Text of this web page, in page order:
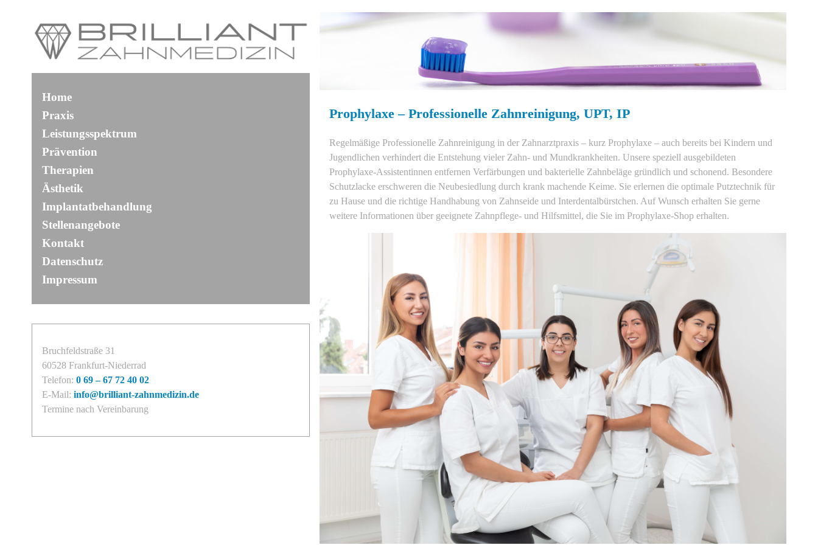
Home
Praxis
Leistungsspektrum
Prävention
Therapien
Ästhetik
Implantatbehandlung
Stellenangebote
Kontakt
Datenschutz
Impressum
Bruchfeldstraße 31
60528 Frankfurt-Niederrad
Telefon: 0 69 – 67 72 40 02
E-Mail: info@brilliant-zahnmedizin.de
Termine nach Vereinbarung
Prophylaxe – Professionelle Zahnreinigung, UPT, IP
Regelmäßige Professionelle Zahnreinigung in der Zahnarztpraxis – kurz Prophylaxe – auch bereits bei Kindern und
Jugendlichen verhindert die Entstehung vieler Zahn- und Mundkrankheiten. Unsere speziell ausgebildeten
Prophylaxe-Assistentinnen entfernen Verfärbungen und bakterielle Zahnbeläge gründlich und schonend. Besondere
Schutzlacke erschweren die Neubesiedlung durch krank machende Keime. Sie erlernen die optimale Putztechnik für
zu Hause und die richtige Handhabung von Zahnseide und Interdentalbürstchen. Auf Wunsch erhalten Sie gerne
weitere Informationen über geeignete Zahnpflege- und Hilfsmittel, die Sie im Prophylaxe-Shop erhalten.